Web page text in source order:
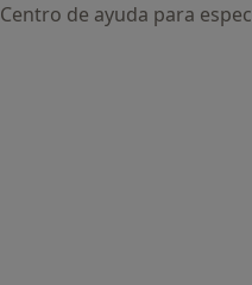
Centro de ayuda para